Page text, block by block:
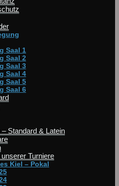
Saal 1
Saal 2
Saal 3
Saal 4
Saal 5
Saal 6
Standard & Latein
Turniere
Kiel – Pokal